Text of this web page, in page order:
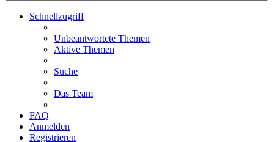
Schnellzugriff
Unbeantwortete Themen
Aktive Themen
Suche
Das Team
FAQ
Anmelden
Registrieren